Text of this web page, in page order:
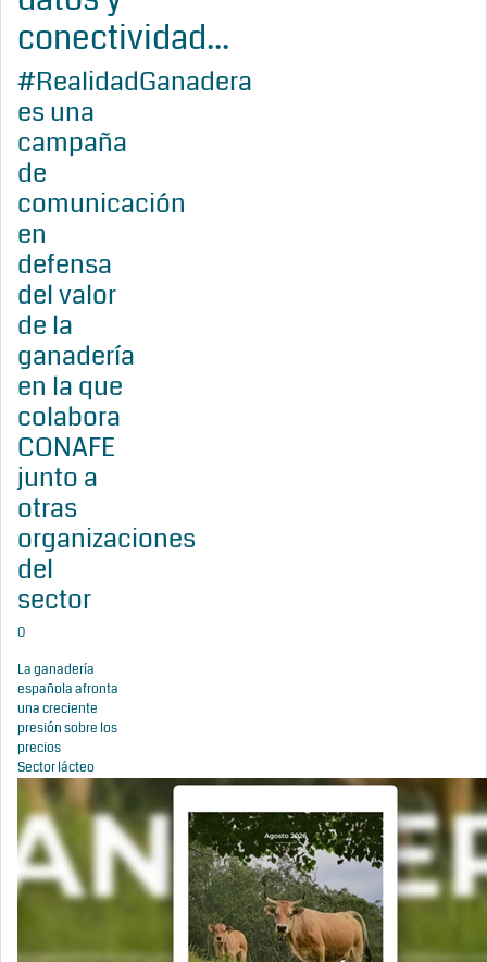
conectividad...
#RealidadGanadera
es una
campaña
de
comunicación
en
defensa
del valor
de la
ganadería
en la que
colabora
CONAFE
junto a
otras
organizaciones
del
sector
0
La ganadería
española afronta
una creciente
presión sobre los
precios
Sector lácteo